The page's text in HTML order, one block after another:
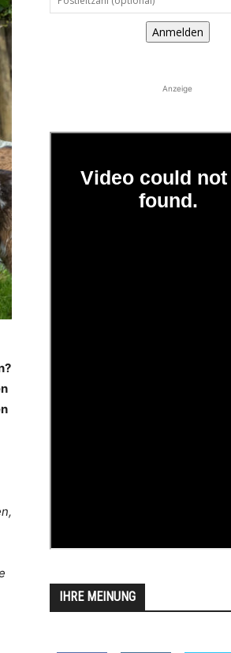
Anmelden
Anzeige
IHRE MEINUNG